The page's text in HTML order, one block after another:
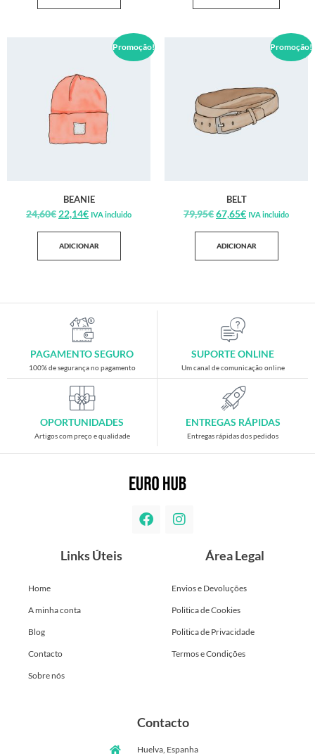
Promoção!
BEANIE
24,60€ 22,14€ IVA incluido
ADICIONAR
Promoção!
BELT
79,95€67,65€ IVA incluido
ADICIONAR
PAGAMENTO SEGURO
100% de segurança no pagamento
SUPORTE ONLINE
Um canal de comunicação online
OPORTUNIDADES
Artigos com preço e qualidade
ENTREGAS RÁPIDAS
Entregas rápidas dos pedidos
Links Úteis
Home
A minha conta
Blog
Contacto
Sobre nós
Área Legal
Envios e Devoluções
Politica de Cookies
Politica de Privacidade
Termos e Condições
Contacto
Huelva, Espanha